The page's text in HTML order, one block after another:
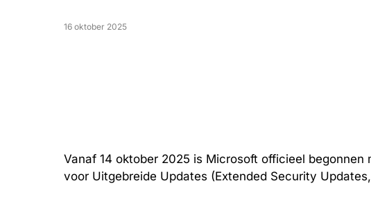
16 oktober 2025
Vanaf 14 oktober 2025 is Microsoft officieel
voor Uitgebreide Updates (Extended Security